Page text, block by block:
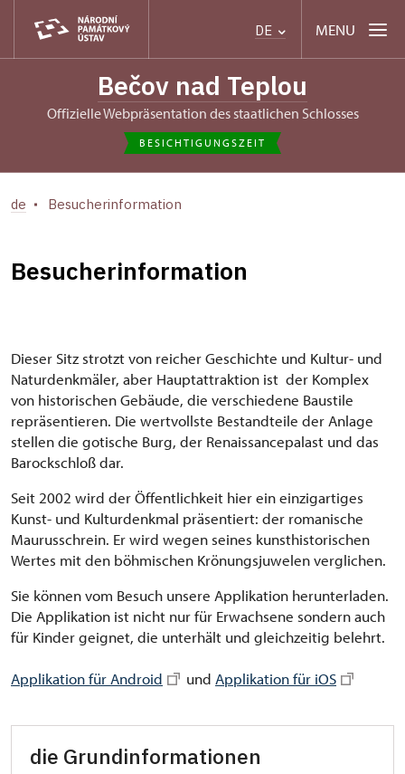
DE MENU
Bečov nad Teplou
Offizielle Webpräsentation des staatlichen Schlosses
BESICHTIGUNGSZEIT
de Besucherinformation
Besucherinformation
Dieser Sitz strotzt von reicher Geschichte und Kultur- und
Naturdenkmäler, aber Hauptattraktion ist der Komplex
von historischen Gebäude, die verschiedene Baustile
repräsentieren. Die wertvollste Bestandteile der Anlage
stellen die gotische Burg, der Renaissancepalast und das
Barockschloß dar.
Seit 2002 wird der Öffentlichkeit hier ein einzigartiges
Kunst- und Kulturdenkmal präsentiert: der romanische
Maurusschrein. Er wird wegen seines kunsthistorischen
Wertes mit den böhmischen Krönungsjuwelen verglichen.
Sie können vom Besuch unsere Applikation herunterladen.
Die Applikation ist nicht nur für Erwachsene sondern auch
für Kinder geignet, die unterhält und gleichzeitig belehrt.
Applikation für Android und Applikation für iOS
die Grundinformationen